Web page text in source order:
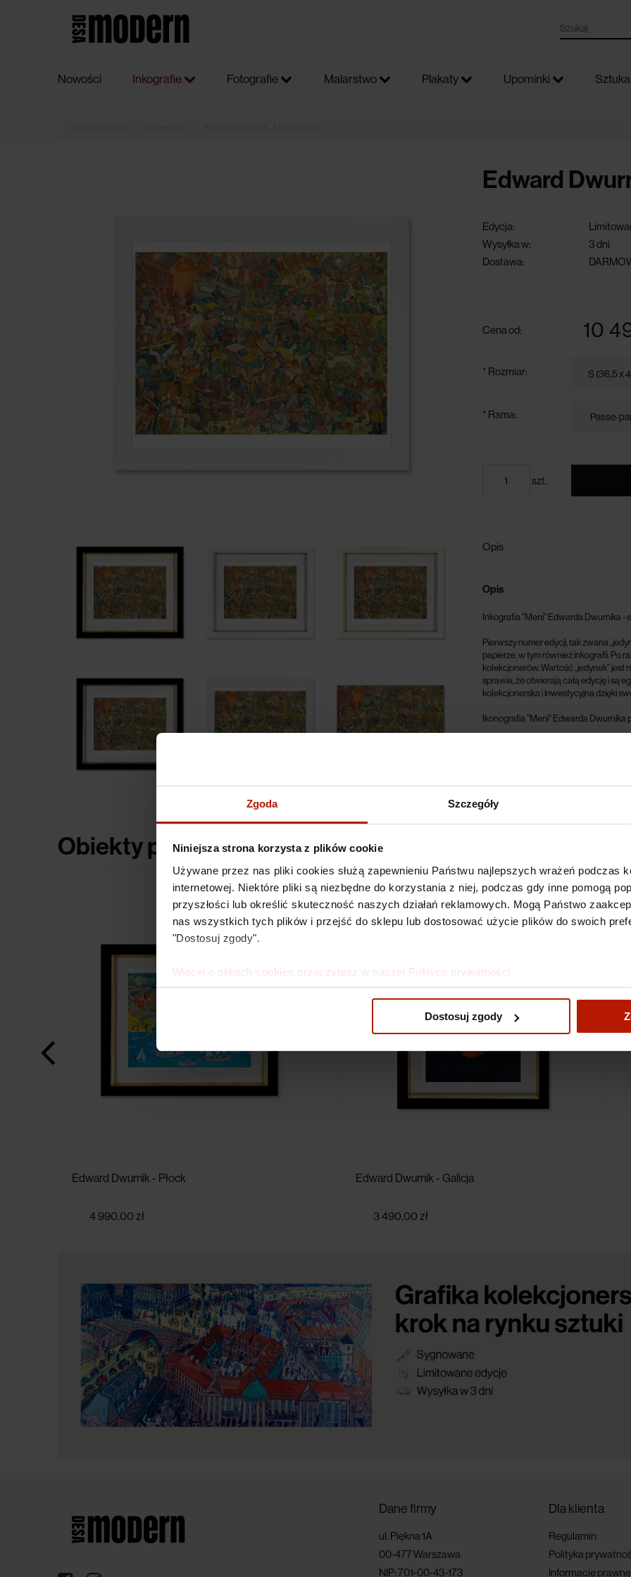
Zgoda Szczegóły
Niniejsza strona korzysta z plików cookie
Używane przez nas pliki cookies służą zapewnieniu Państwu najlepszych wrażeń podczas
internetowej. Niektóre pliki są niezbędne do korzystania z niej, podczas gdy inne pomogą
przyszłości lub określić skuteczność naszych działań reklamowych. Mogą Państwo
nas wszystkich tych plików i przejść do sklepu lub dostosować użycie plików do swoich
"Dostosuj zgody".
Więcej o plikach cookies przeczytasz w naszej Polityce prywatności.
Dostosuj zgody
Nowości Inkografie Fotografie Malarstwo Plakaty Upominki
Edward
Edycja:
Wysyłka w:
3 dni
Dostawa:
Cena od:
10
* Rozmiar:
* Rama:
szt.
Opis
Opis
Inkografia "Meni" Edwarda Dwurnika -
Pierwszy numer edycji, tak zwana
papierze, w tym również inkografii. Po
kolekcjonerów. Wartość „jedynek” jest
sprawia, że otwierają całą edycję i są
kolekcjonerska i inwestycyjna dzięki
Ikonografia "Meni" Edwarda Dwurnika
Obiekty powiązane
Edward Dwurnik - Płock
4 990,00 zł
Edward Dwurnik - Galicja
3 490,00 zł
Dane firmy
ul. Piękna 1A
00-477 Warszawa
NIP: 701-00-43-173
Dla klienta
Regulamin
Polityka
Informacje prawne